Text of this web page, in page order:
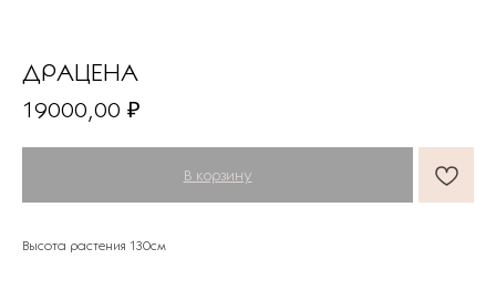
ДРАЦЕНА
19000,00 ₽
В корзину
Высота растения 130см